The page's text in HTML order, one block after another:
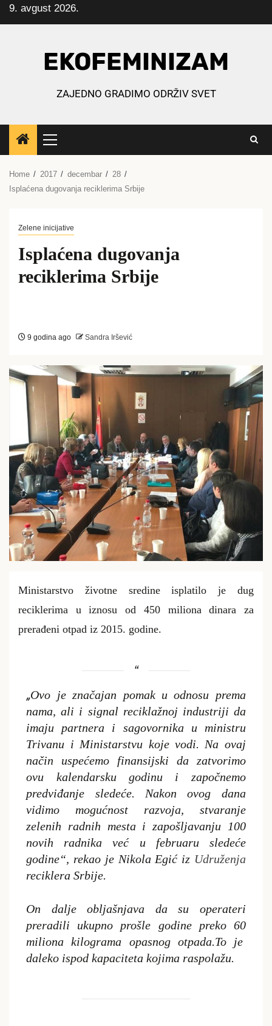
Skip
to
9. avgust 2026.
EKOFEMINIZAM
ZAJEDNO GRADIMO ODRŽIV SVET
Primary
Menu
Home 2017 decembar
28
Isplaćena dugovanja reciklerima Srbije
Zelene inicijative
Isplaćena dugovanja
reciklerima Srbije
9 godina ago Sandra Iršević
Ministarstvo životne sredine isplatilo je dug
reciklerima u iznosu od 450 miliona dinara za
prerađeni otpad iz 2015. godine.
„Ovo je značajan pomak u odnosu prema
nama, ali i signal reciklažnoj industriji da
imaju partnera i sagovornika u ministru
Trivanu i Ministarstvu koje vodi. Na ovaj
način uspećemo finansijski da zatvorimo
ovu kalendarsku godinu i započnemo
predviđanje sledeće. Nakon ovog dana
vidimo mogućnost razvoja, stvaranje
zelenih radnih mesta i zapošljavanju 100
novih radnikaveć u februaru sledeće
godine“, rekao je Nikola Egić iz Udruženja
reciklera Srbije.
On dalje obljašnjava da su operateri
preradili ukupno prošle godine preko 60
miliona kilograma opasnog otpada.To je
daleko ispod kapaciteta kojima raspolažu.